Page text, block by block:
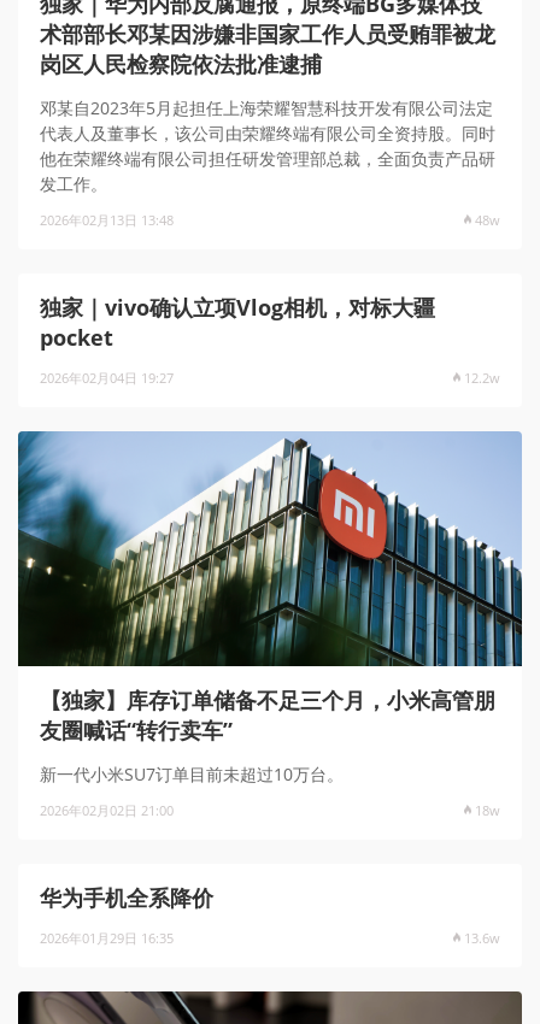
术部部长邓某因涉嫌非国家工作人员受贿罪被龙
岗区人民检察院依法批准逮捕
邓某自2023年5月起担任上海荣耀智慧科技开发有限公司法定
代表人及董事长，该公司由荣耀终端有限公司全资持股。同时
他在荣耀终端有限公司担任研发管理部总裁，全面负责产品研
发工作。
2026年02月13日 13:48 48w
独家｜vivo确认立项Vlog相机，对标大疆
pocket
2026年02月04日 19:27 12.2w
【独家】库存订单储备不足三个月，小米高管朋
友圈喊话“转行卖车”
新一代小米SU7订单目前未超过10万台。
2026年02月02日 21:00 18w
华为手机全系降价
2026年01月29日 16:35 13.6w